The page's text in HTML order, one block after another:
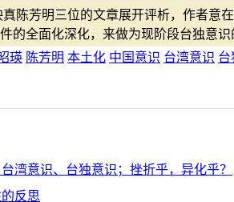
真陈芳明三位的文章展开评析，作者意
的全面化深化，来做为现阶段台独意
瑛 陈芳明 本土化 中国意识 台湾意识 台
湾意识、台独意识；挫折乎，异化乎？
反思